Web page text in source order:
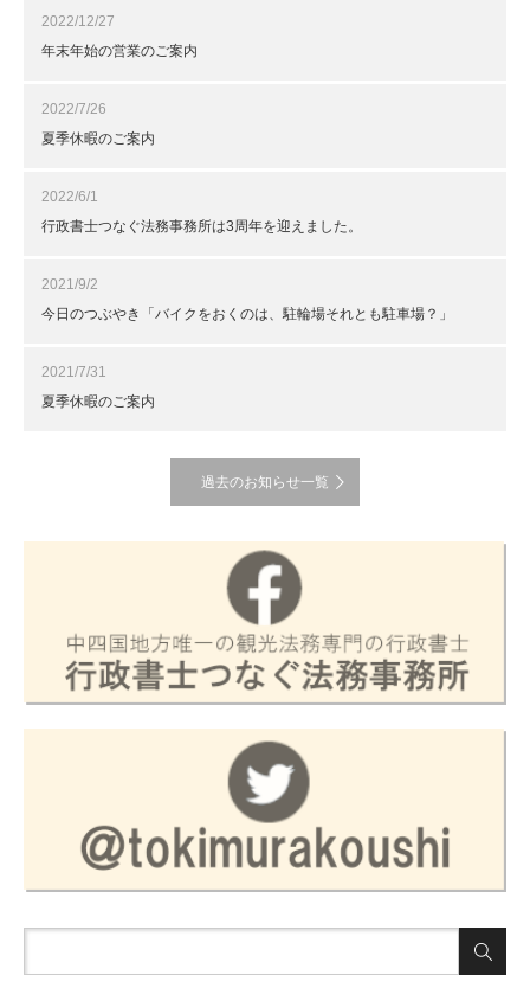
2022/12/27
年末年始の営業のご案内
2022/7/26
夏季休暇のご案内
2022/6/1
行政書士つなぐ法務事務所は3周年を迎えました。
2021/9/2
今日のつぶやき「バイクをおくのは、駐輪場それとも駐車場？」
2021/7/31
夏季休暇のご案内
過去のお知らせ一覧